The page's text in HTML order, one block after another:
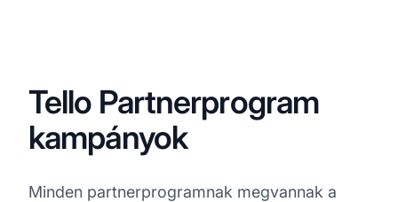
Tello Partnerprogram
kampányok
Minden partnerprogramnak megvannak a